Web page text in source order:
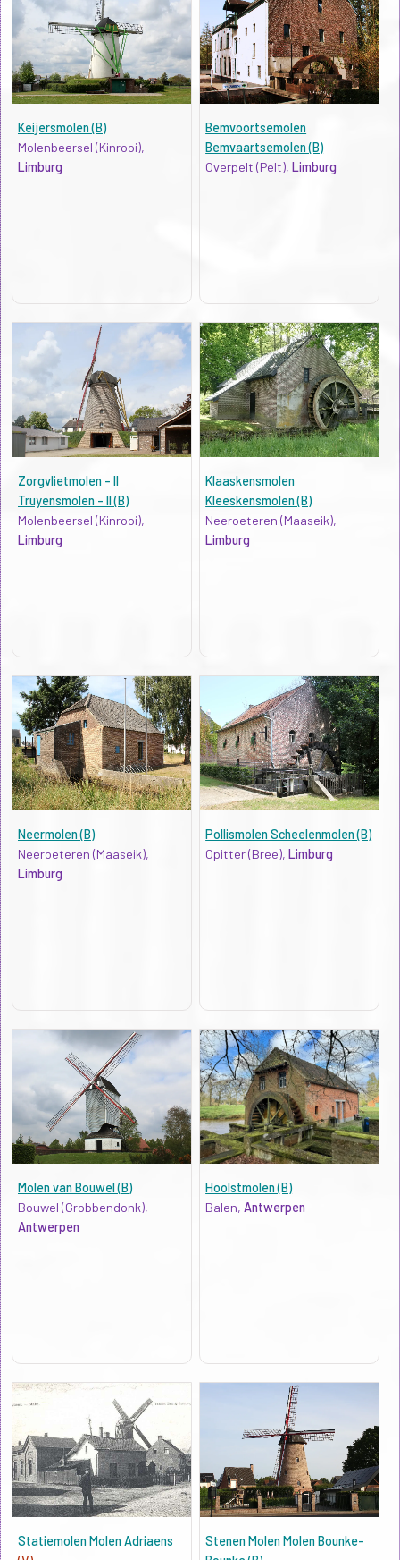
Keijersmolen (B)
Molenbeersel (Kinrooi),
Limburg
Bemvoortsemolen
Bemvaartsemolen (B)
Overpelt (Pelt),Limburg
Zorgvlietmolen - II
Truyensmolen - II (B)
Molenbeersel (Kinrooi),
Limburg
Klaaskensmolen
Kleeskensmolen (B)
Neeroeteren (Maaseik),
Limburg
Neermolen (B)
Neeroeteren (Maaseik),
Limburg
Pollismolen Scheelenmolen (B)
Opitter (Bree),Limburg
Molen van Bouwel (B)
Bouwel (Grobbendonk),
Antwerpen
Hoolstmolen (B)
Balen,Antwerpen
Statiemolen Molen Adriaens
Stenen Molen Molen Bounke-